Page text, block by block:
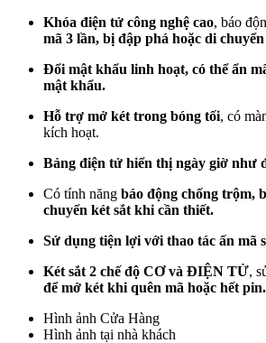
Khóa điện tử công nghệ cao, báo
mã 3 lần, bị đập phá hoặc di
Đổi mật khẩu linh hoạt, có thể ẩn
mật khẩu.
Hỗ trợ mở két trong bóng tối, có
kích hoạt.
Bảng điện tử hiển thị ngày giờ như
Có tính năng báo động chống trộm,
chuyển két sắt khi cần thiết.
Sử dụng tiện lợi với thao tác ấn mã
Két sắt 2 chế độ CƠ và ĐIỆN TỬ,
để mở két khi quên mã hoặc hết pin.
Hình ảnh Cửa Hàng
Hình ảnh tại nhà khách